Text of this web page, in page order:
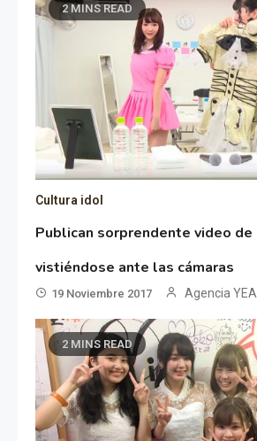
2 MINS READ
Cultura idol
Publican sorprendente video
vistiéndose ante las cámaras
19 Noviembre 2017 Agencia YEA
2 MINS READ